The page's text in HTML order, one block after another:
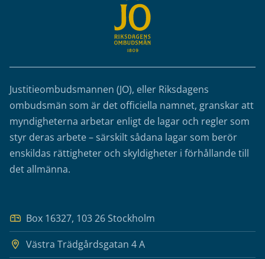
Justitieombudsmannen (JO), eller Riksdagens
ombudsmän som är det officiella namnet, granskar att
myndigheterna arbetar enligt de lagar och regler som
styr deras arbete – särskilt sådana lagar som berör
enskildas rättigheter och skyldigheter i förhållande till
det allmänna.
Box 16327, 103 26 Stockholm
Västra Trädgårdsgatan 4 A